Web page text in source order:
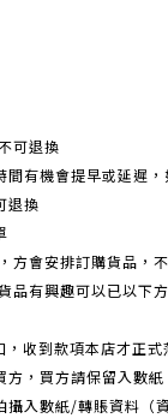
可退換
有機會提早或延遲
退換
方會安排訂購貨品，
品有興趣可以已以
，收到款項本店才正
，買方請保留入數
攝入數紙/轉賬資料（